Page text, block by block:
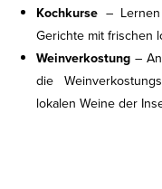
Kochkurse –
Gerichte mit frischen
Weinverkostung –
die
lokalen Weine der